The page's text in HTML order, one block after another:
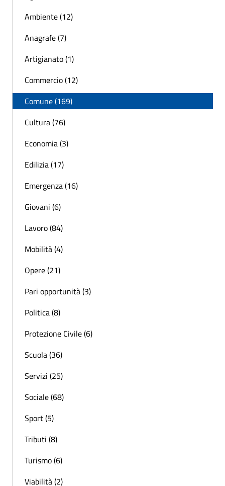
Ambiente (12)
Anagrafe (7)
Artigianato (1)
Commercio (12)
Comune (169)
Cultura (76)
Economia (3)
Edilizia (17)
Emergenza (16)
Giovani (6)
Lavoro (84)
Mobilità (4)
Opere (21)
Pari opportunità (3)
Politica (8)
Protezione Civile (6)
Scuola (36)
Servizi (25)
Sociale (68)
Sport (5)
Tributi (8)
Turismo (6)
Viabilità (2)